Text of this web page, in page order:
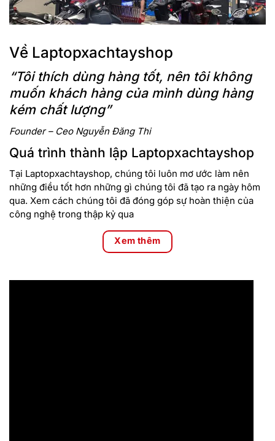
Màn hình
Màn hình của Dell Latitude 5340 2 in 1 là một trong những
độ phân giải FHD (1920×1080), màn hình này mang lại chất
lượng hiển thị sắc nét và sống động. Công nghệ IPS giúp
tăng cường góc nhìn rộng, cho phép người dùng có thể xem
nội dung rõ ràng từ nhiều góc độ khác nhau mà không bị
Về Laptopxachtayshop
“Tôi thích dùng hàng tốt, nên tôi không
muốn khách hàng của mình dùng hàng
kém chất lượng”
Founder – Ceo Nguyễn Đăng Thi
Quá trình thành lập Laptopxachtayshop
Tại Laptopxachtayshop, chúng tôi luôn mơ ước làm nên
những điều tốt hơn những gì chúng tôi đã tạo ra ngày hôm
qua. Xem cách chúng tôi đã đóng góp sự hoàn thiện của
công nghệ trong thập kỷ qua
Xem thêm